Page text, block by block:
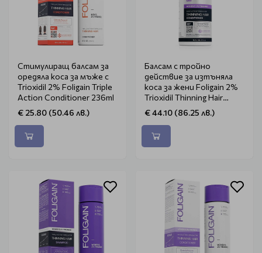
Стимулиращ балсам за
оредяла коса за мъже с
Trioxidil 2% Foligain Triple
Action Conditioner 236ml
€ 25.80 (50.46 лв.)
Балсам с тройно
действие за изтъняла
коса за жени Foligain 2%
Trioxidil Thinning Hair
Conditioner 473ml
€ 44.10 (86.25 лв.)